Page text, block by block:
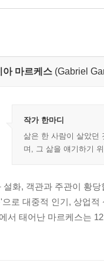
아 마르케스 (Gabriel
작가 한마디
삶은 한 사람이 살았던
며, 그 삶을 얘기하기
설화, 객관과 주관이 황
로 대중적 인기, 상업
서 태어난 마르케스는